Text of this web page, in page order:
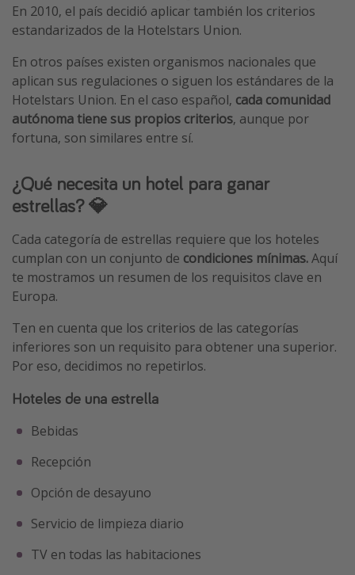
En 2010, el país decidió aplicar también los criterios
estandarizados de la Hotelstars Union.
En otros países existen organismos nacionales que
aplican sus regulaciones o siguen los estándares de la
Hotelstars Union. En el caso español, cada comunidad
autónoma tiene sus propios criterios, aunque por
fortuna, son similares entre sí.
¿Qué necesita un hotel para ganar
estrellas? 💎
Cada categoría de estrellas requiere que los hoteles
cumplan con un conjunto de condiciones mínimas.Aquí
te mostramos un resumen de los requisitos clave en
Europa.
Ten en cuenta que los criterios de las categorías
inferiores son un requisito para obtener una superior.
Por eso, decidimos no repetirlos.
Hoteles de una estrella
Bebidas
Recepción
Opción de desayuno
Servicio de limpieza diario
TV en todas las habitaciones